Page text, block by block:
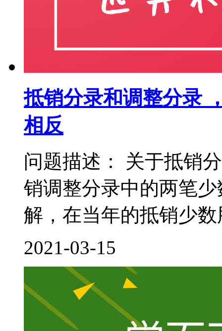
抵销分录和调整分录
相反
问题描述： 关于抵销
销调整分录中的两笔
解，在当年的抵销少
2021-03-15